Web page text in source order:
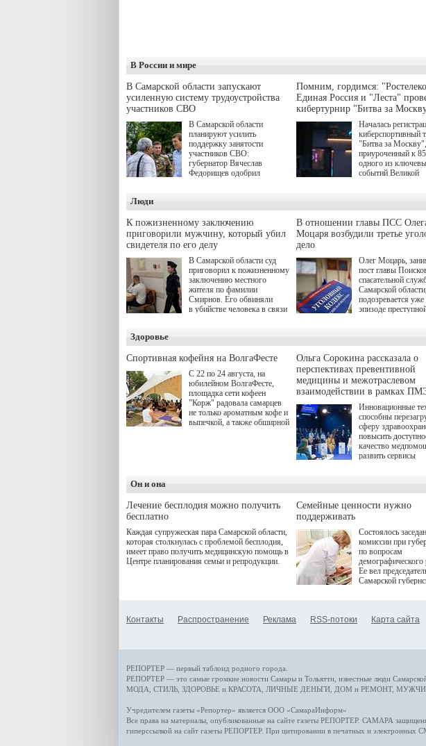
В России и мире
В Самарской области запускают
усиленную систему трудоустройства
участников СВО
В Самарской области
планируют усилить
поддержку занятости
участников СВО:
губернатор Вячеслав
Федорищев одобрил
Живайкина, направленные
на трудоустройство и более
спокойную адаптацию к
мирной жизни.
Помним, гордимся:
Единая Россия и "Леста"
кибертурнир "Битва за
Началась
киберспортивный
"Битва за Москву",
приуроченный к
одного из
событий Великой
игре "Мир танков"
выступили
партия "Единая
игровая студия
Люди
К пожизненному заключению
приговорили мужчину, который убил
свидетеля по его делу
В Самарской области суд
приговорил к пожизненному
заключению местного
жителя по фамилии
Смирнов. Его обвиняли
в убийстве человека в связи
В отношении главы ПСС
Моцаря возбудили третье
дело
Олег Моцарь,
пост главы
спасательной
Самарской области,
подозревается уже
эпизоде
о превышении
а сам он
Здоровье
Спортивная кофейня на ВолгаФесте
С 22 по 24 августа, на
юбилейном ВолгаФесте,
площадка сети кофеен
"Корж" радовала самарцев
не только ароматным кофе и
выпечкой, а также обширной
Ольга Сорокина рассказала о
перспективах превентивной
медицины и межотраслевом
взаимодействии в рамках
Инновационные
способны
сферу
повысить
качество
развить сервисы
определенными
К ним можно
возникающие при
данными
более динамичного
проникновения
сегмент
отраслевое
рассказала Ольга
ходе сессии
качества жизни" в
ПМЭФ 2025. В
РФ Михаил
представители
Государственной
Он и она
Лечение бесплодия можно получить
бесплатно
Каждая супружеская пара Самарской области,
которая столкнулась с проблемой бесплодия,
имеет право получить медицинскую помощь в
Центре планирования семьи и репродукции.
Семейные ценности нужно
поддерживать
Состоялось
комиссии при
по вопросам
демографического
Ее вел
Самарской
Контакты Распространение Реклама RSS-потоки Карта сайта
РЕПОРТЕР — первый таблоид родного города.
РЕПОРТЕР — это самые громкие новости Самары и Тольятти, известные люди
МОДА, СТИЛЬ ЗДОРОВЬЕ и КРАСОТА ЛИЧНЫЕ ДЕНЬГИ ДОМ и РЕМОНТ,
Учредителем газеты «Репортер» является ООО «СамараИнформ»
Все права на материалы, опубликованные на сайте газеты РЕПОРТЕР. САМАРА защищены.
гиперссылкой на сайт газеты РЕПОРТЕР. При цитировании в печатных и электронных